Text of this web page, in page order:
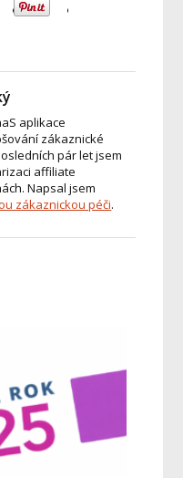
aplikace
zákaznické
pár let jsem
affiliate
Napsal jsem
zákaznickou péči.